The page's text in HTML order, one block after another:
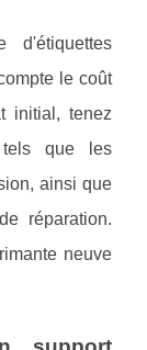
d'étiquettes
le coût
initial, tenez
tels que les
ainsi que
réparation.
neuve